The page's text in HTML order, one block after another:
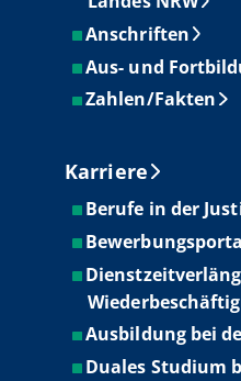
Anschriften
Aus- und
Zahlen/Fakten
Karriere
Berufe in der
Ausbildung bei
Duales Studium